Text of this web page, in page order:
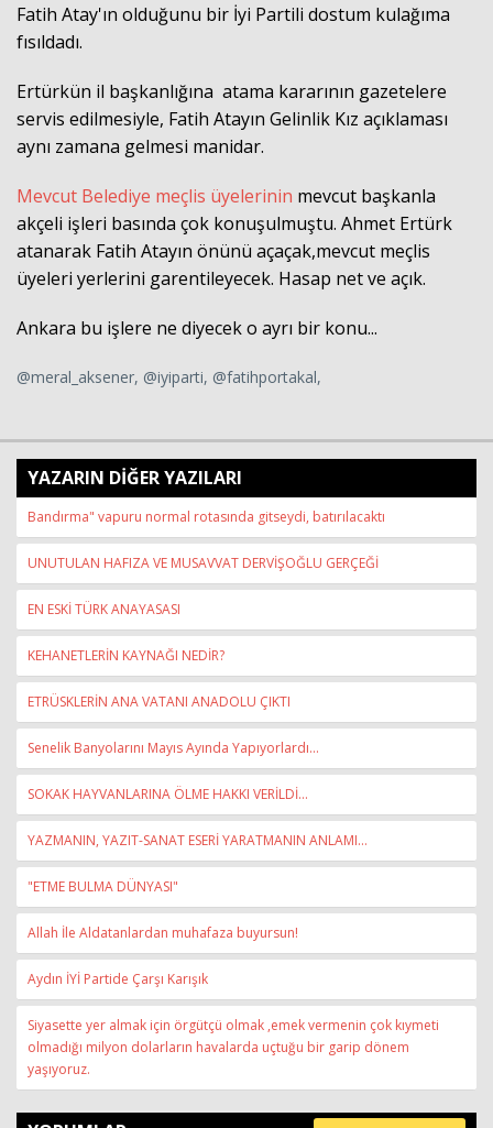
Fatih Atay'ın olduğunu bir İyi Partili dostum kulağıma
fısıldadı.
Ertürkün il başkanlığına atama kararının gazetelere
servis edilmesiyle, Fatih Atayın Gelinlik Kız açıklaması
aynı zamana gelmesi manidar.
Mevcut Belediye meçlis üyelerinin mevcut başkanla
akçeli işleri basında çok konuşulmuştu. Ahmet Ertürk
atanarak Fatih Atayın önünü açaçak,mevcut meçlis
üyeleri yerlerini garentileyecek. Hasap net ve açık.
Ankara bu işlere ne diyecek o ayrı bir konu...
@meral_aksener, @iyiparti, @fatihportakal,
YAZARIN DİĞER YAZILARI
Bandırma" vapuru normal rotasında gitseydi, batırılacaktı
UNUTULAN HAFIZA VE MUSAVVAT DERVİŞOĞLU GERÇEĞİ
EN ESKİ TÜRK ANAYASASI
KEHANETLERİN KAYNAĞI NEDİR?
ETRÜSKLERİN ANA VATANI ANADOLU ÇIKTI
Senelik Banyolarını Mayıs Ayında Yapıyorlardı...
SOKAK HAYVANLARINA ÖLME HAKKI VERİLDİ…
YAZMANIN, YAZIT-SANAT ESERİ YARATMANIN ANLAMI…
"ETME BULMA DÜNYASI"
Allah İle Aldatanlardan muhafaza buyursun!
Aydın İYİ Partide Çarşı Karışık
Siyasette yer almak için örgütçü olmak ,emek vermenin çok kıymeti
olmadığı milyon dolarların havalarda uçtuğu bir garip dönem
yaşıyoruz.